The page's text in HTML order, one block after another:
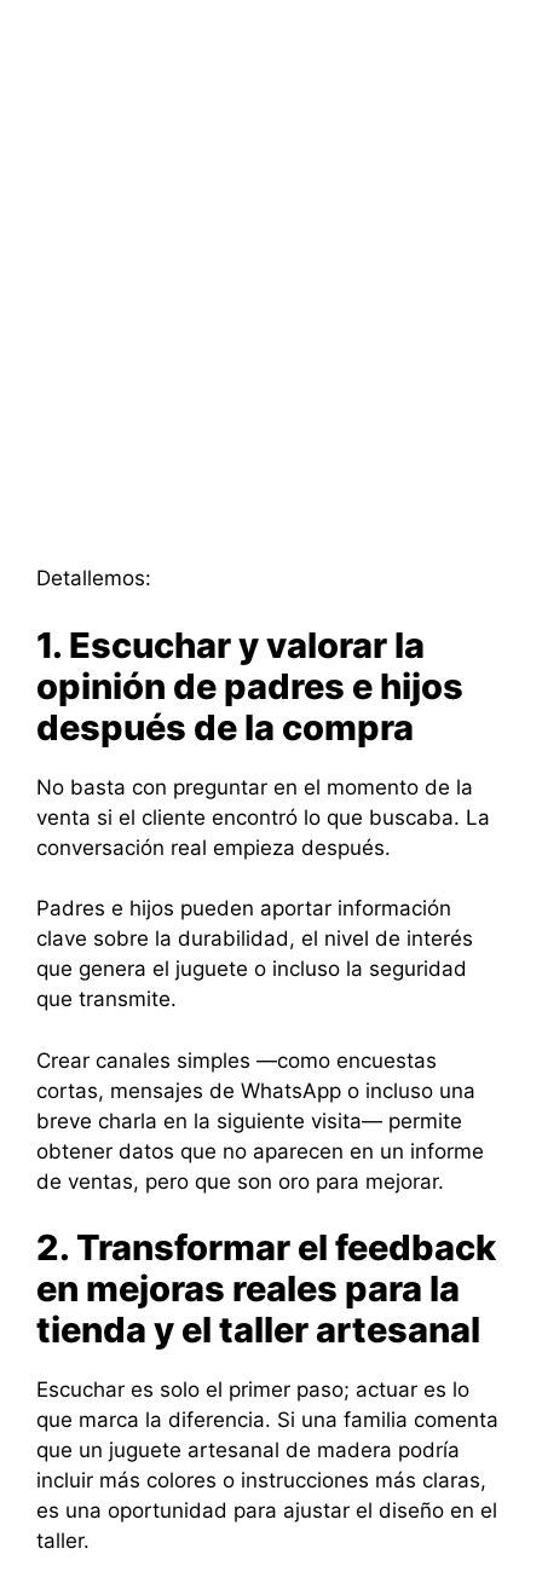
Detallemos:
1. Escuchar y valorar la
opinión de padres e hijos
después de la compra
No basta con preguntar en el momento de la
venta si el cliente encontró lo que buscaba. La
conversación real empieza después.
Padres e hijos pueden aportar información
clave sobre la durabilidad, el nivel de interés
que genera el juguete o incluso la seguridad
que transmite.
Crear canales simples —como encuestas
cortas, mensajes de WhatsApp o incluso una
breve charla en la siguiente visita— permite
obtener datos que no aparecen en un informe
de ventas, pero que son oro para mejorar.
2. Transformar el feedback
en mejoras reales para la
tienda y el taller artesanal
Escuchar es solo el primer paso; actuar es lo
que marca la diferencia. Si una familia comenta
que un juguete artesanal de madera podría
incluir más colores o instrucciones más claras,
es una oportunidad para ajustar el diseño en el
taller.